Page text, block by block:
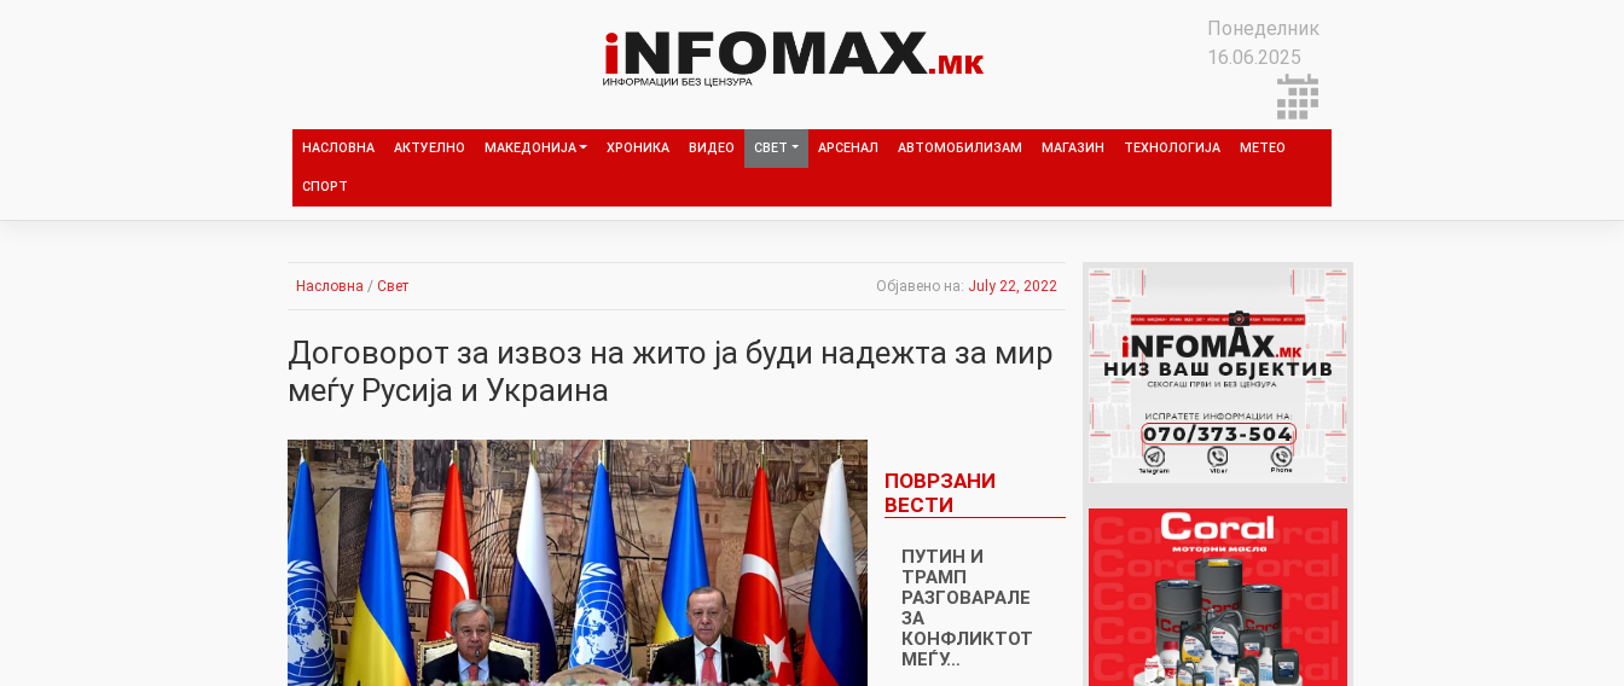
Понеделник
16.06.2025
НАСЛОВНА АКТУЕЛНО МАКЕДОНИЈА ХРОНИКА ВИДЕО СВЕТ АРСЕНАЛ АВТОМОБИЛИЗАМ МАГАЗИН ТЕХНОЛОГИЈА МЕТЕО
СПОРТ
Насловна / Свет Објавено на: July 22, 2022
Договорот за извоз на жито ја буди надежта за мир
меѓу Русија и Украина
ПОВРЗАНИ
ВЕСТИ
ПУТИН И
ТРАМП
РАЗГОВАРАЛЕ
ЗА
КОНФЛИКТОТ
МЕЃУ…